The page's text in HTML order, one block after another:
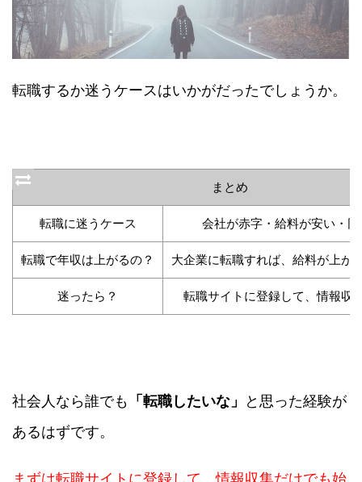
転職するか迷うケースはいかがだったでしょうか。
まとめ
転職に迷うケース 会社が赤字・給料が安い・
転職で年収は上がるの？ 大企業に転職すれば、給料が上が
迷ったら？ 転職サイトに登録して、情報収
社会人なら誰でも 「転職したいな」
と思った経験が
あるはずです。
まずは転職サイトに登録して、情報収集だけでも始